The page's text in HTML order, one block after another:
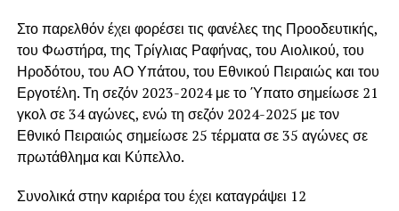
Στο παρελθόν έχει φορέσει τις φανέλες της Προοδευτικής,
του Φωστήρα, της Τρίγλιας Ραφήνας, του Αιολικού, του
Ηροδότου, του ΑΟ Υπάτου, του Εθνικού Πειραιώς και του
Εργοτέλη. Τη σεζόν 2023-2024 με το Ύπατο σημείωσε 21
γκολ σε 34 αγώνες, ενώ τη σεζόν 2024-2025 με τον
Εθνικό Πειραιώς σημείωσε 25 τέρματα σε 35 αγώνες σε
πρωτάθλημα και Κύπελλο.
Συνολικά στην καριέρα του έχει καταγράψει 12